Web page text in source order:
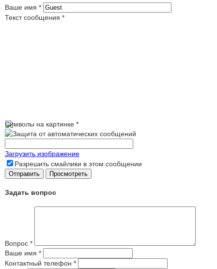
Ваше имя *
Текст сообщения *
Символы на картинке *
Загрузить изображение
Разрешить смайлики в этом сообщении
Задать вопрос
Вопрос *
Ваше имя *
Контактный телефон *